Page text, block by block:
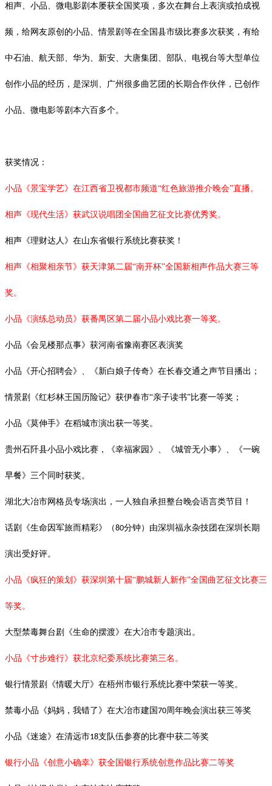
相声、小品、微电影剧本屡获全国奖项，多次在舞台上表演或拍成视
频，给网友原创的小品、情景剧等在全国县市级比赛多次获奖，有给
中石油、航天部、华为、新安、大唐集团、部队、电视台等大型单位
创作小品的经历，是深圳、广州很多曲艺团的长期合作伙伴，已创作
小品、微电影等剧本六百多个。
获奖情况：
小品《景宝学艺》在江西省卫视都市频道“红色旅游推介晚会”直播。
相声《现代生活》获武汉说唱团全国曲艺征文比赛优秀奖。
相声《理财达人》在山东省银行系统比赛获奖！
相声《相聚相亲节》获天津第二届“南开杯”全国新相声作品大赛三等
奖。
小品《演练总动员》获番禺区第二届小品小戏比赛一等奖。
小品《会见楼那点事》获河南省豫南赛区表演奖
小品《开心招聘会》、《新白娘子传奇》在长春交通之声节目播出；
情景剧《红杉林王国历险记》获伊春市“亲子读书”比赛一等奖；
小品《莫伸手》在稻城市演出获一等奖。
贵州石阡县小品小戏比赛，《幸福家园》、《城管无小事》、《一碗
早餐》三个同时获奖。
湖北大冶市网格员专场演出，一人独自承担整台晚会语言类节目！
话剧《生命因军旅而精彩》（80分钟）由深圳福永杂技团在深圳长期
演出受好评。
小品《疯狂的策划》获深圳第十届“鹏城新人新作”全国曲艺征文比赛三
等奖。
大型禁毒舞台剧《生命的摆渡》在大冶市专题演出。
小品《寸步难行》获北京纪委系统比赛第三名。
银行情景剧《情暖大厅》在梧州市银行系统比赛中荣获一等奖。
禁毒小品《妈妈，我错了》在大冶市建国70周年晚会演出获三等奖
小品《迷途》在清远市18支队伍参赛的比赛中获二等奖
银行小品《创意小确幸》获全国银行系统创意作品比赛二等奖